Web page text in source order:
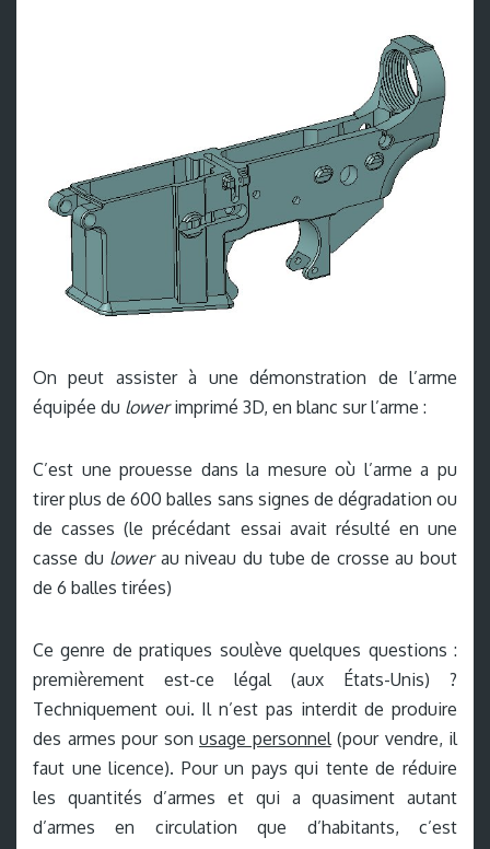
On peut assister à une démonstration de l’arme
équipée du lowerimprimé 3D, en blanc sur l’arme :
C’est une prouesse dans la mesure où l’arme a pu
tirer plus de 600 balles sans signes de dégradation ou
de casses (le précédant essai avait résulté en une
casse du lowerau niveau du tube de crosse au bout
de 6 balles tirées)
Ce genre de pratiques soulève quelques questions :
premièrement est-ce légal (aux États-Unis) ?
Techniquement oui. Il n’est pas interdit de produire
des armes pour son usage personnel(pour vendre, il
faut une licence). Pour un pays qui tente de réduire
les quantités d’armes et qui a quasiment autant
d’armes en circulation que d’habitants, c’est